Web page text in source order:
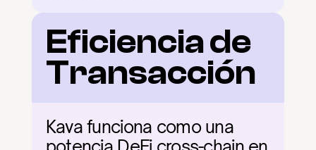
Eficiencia de
Transacción
Kava funciona como una